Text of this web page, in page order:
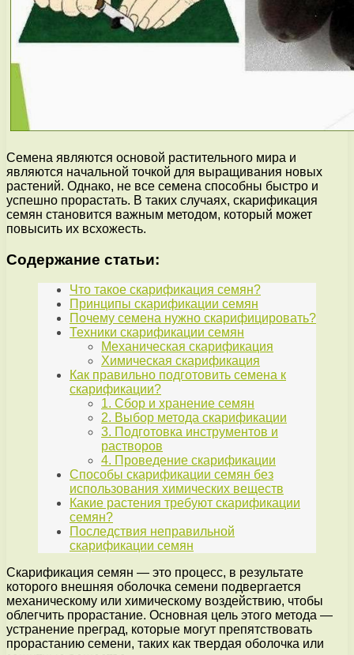
Семена являются основой растительного мира и
являются начальной точкой для выращивания новых
растений. Однако, не все семена способны быстро и
успешно прорастать. В таких случаях, скарификация
семян становится важным методом, который может
повысить их всхожесть.
Содержание статьи:
Что такое скарификация семян?
Принципы скарификации семян
Почему семена нужно скарифицировать?
Техники скарификации семян
Механическая скарификация
Химическая скарификация
Как правильно подготовить семена к
скарификации?
1. Сбор и хранение семян
2. Выбор метода скарификации
3. Подготовка инструментов и
растворов
4. Проведение скарификации
Способы скарификации семян без
использования химических веществ
Какие растения требуют скарификации
семян?
Последствия неправильной
скарификации семян
Скарификация семян — это процесс, в результате
которого внешняя оболочка семени подвергается
механическому или химическому воздействию, чтобы
облегчить прорастание. Основная цель этого метода —
устранение преград, которые могут препятствовать
прорастанию семени, таких как твердая оболочка или